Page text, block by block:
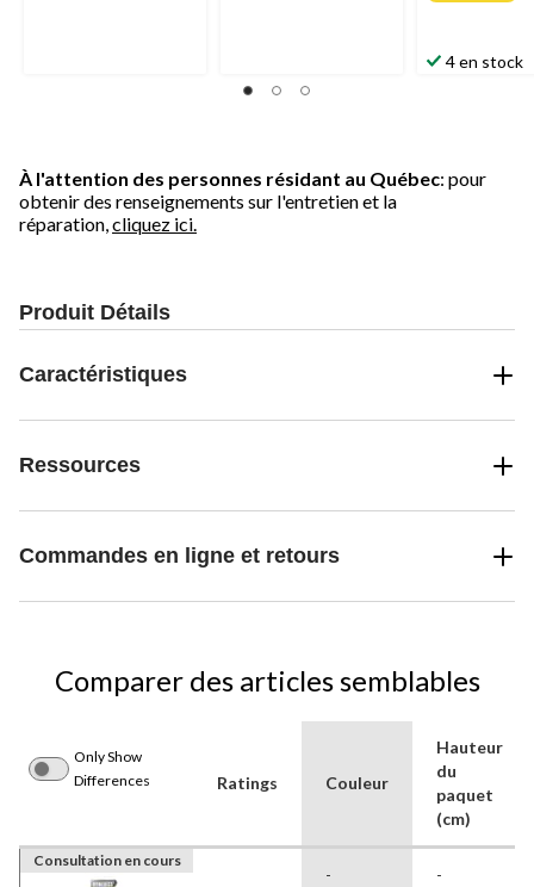
4 en stock
À l'attention des personnes résidant au Québec: pour
obtenir des renseignements sur l'entretien et la
réparation,cliquez ici.
Produit Détails
Caractéristiques
Ressources
Commandes en ligne et retours
Comparer des articles semblables
Only Show
Differences
Ratings Couleur
Hauteur
du
paquet
(cm)
Consultation en cours
- -